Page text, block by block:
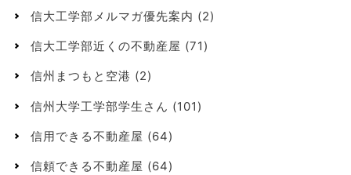
信大工学部メルマガ優先案内 (2)
信大工学部近くの不動産屋 (71)
信州まつもと空港 (2)
信州大学工学部学生さん (101)
信用できる不動産屋 (64)
信頼できる不動産屋 (64)